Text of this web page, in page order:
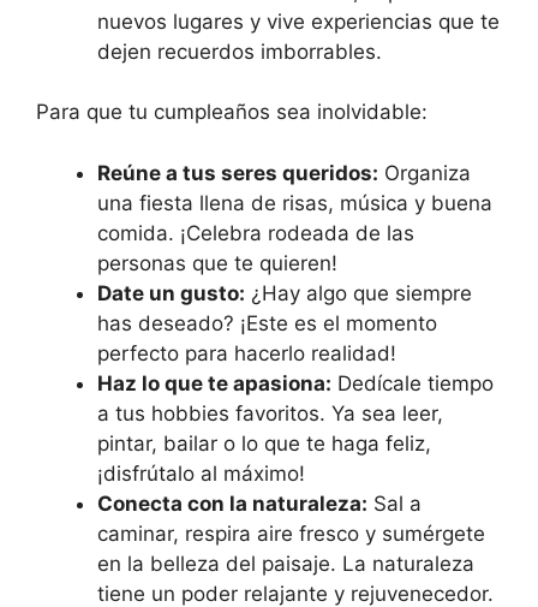
nuevos lugares y vive experiencias que te
dejen recuerdos imborrables.
Para que tu cumpleaños sea inolvidable:
Reúne a tus seres queridos: Organiza
una fiesta llena de risas, música y buena
comida. ¡Celebra rodeada de las
personas que te quieren!
Date un gusto: ¿Hay algo que siempre
has deseado? ¡Este es el momento
perfecto para hacerlo realidad!
Haz lo que te apasiona: Dedícale tiempo
a tus hobbies favoritos. Ya sea leer,
pintar, bailar o lo que te haga feliz,
¡disfrútalo al máximo!
Conecta con la naturaleza: Sal a
caminar, respira aire fresco y sumérgete
en la belleza del paisaje. La naturaleza
tiene un poder relajante y rejuvenecedor.